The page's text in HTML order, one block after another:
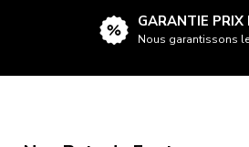
GARANTIE PRIX
Nous garantissons